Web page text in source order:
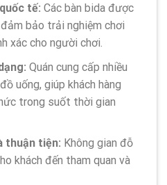
tế: Các bàn bida được
bảo trải nghiệm chơi
xác cho người chơi.
Quán cung cấp nhiều
uống, giúp khách hàng
trong suốt thời gian
thuận tiện: Không gian đỗ
khách đến tham quan và